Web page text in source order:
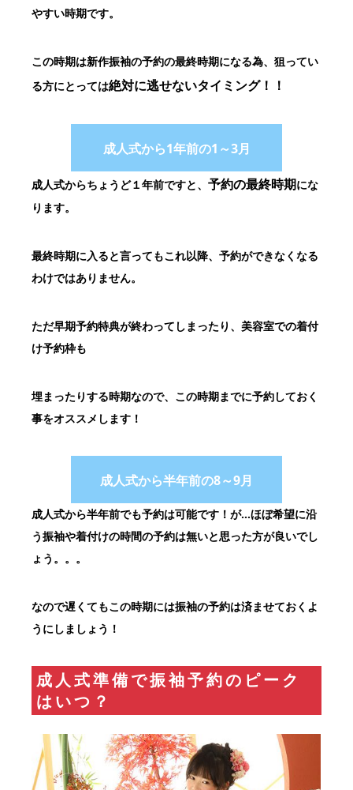
やすい時期です。
この時期は新作振袖の予約の最終時期になる為、狙ってい
る方にとっては絶対に逃せないタイミング！！
成人式から1年前の1～3月
成人式からちょうど１年前ですと、予約の最終時期にな
ります。
最終時期に入ると言ってもこれ以降、予約ができなくなる
わけではありません。
ただ早期予約特典が終わってしまったり、美容室での着付
け予約枠も
埋まったりする時期なので、この時期までに予約しておく
事をオススメします！
成人式から半年前の8～9月
成人式から半年前でも予約は可能です！が…ほぼ希望に沿
う振袖や着付けの時間の予約は無いと思った方が良いでし
ょう。。。
なので遅くてもこの時期には振袖の予約は済ませておくよ
うにしましょう！
成人式準備で振袖予約のピーク
はいつ？